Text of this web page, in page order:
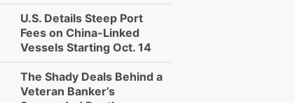
U.S. Details Steep Port
Fees on China-Linked
Vessels Starting Oct. 14
The Shady Deals Behind a
Veteran Banker’s